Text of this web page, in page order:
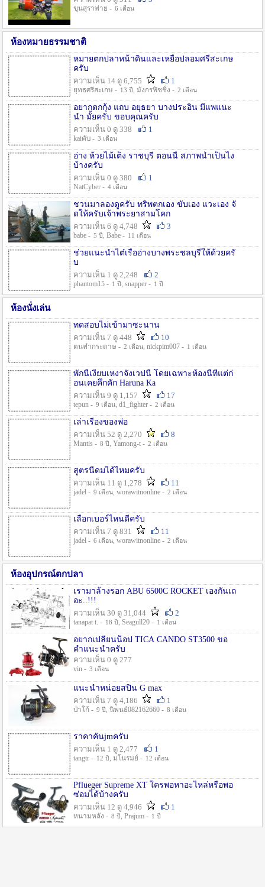
ขุนสุราพ่าย - 6 เดือน
ห้องหมายธรรมชาติ
หมายตกปลาหน้าดินและเหยื่อปลอมศรีสะเกษ
ครับ
ความเห็น 14 ดู 6,755
1
ยุทธศรีสะเกษ - 13 ปี , มังกรฟิชชิ่ง - 2 เดือน
อยากตกกุ้ง แถบ อยุธยา บางประอิน มีแพแนะ
นำ มั้ยครับ ขอบคุณครับ
ความเห็น 0 ดู 338
1
kaiคับ - 3 เดือน
อ่าง ห้วยไม้เต็ง ราชบุรี ตอนนี้ สภาพน้ำเป็นไง
บ้างครับ
ความเห็น 0 ดู 380
1
NatCyber - 4 เดือน
ชวนมาลองดูครับ ทริพตกเอง ขับเอง แวะเอง จั
ดให้ครับเจ้าพระยาสามโคก
ความเห็น 6 ดู 4,748
3
babe - 5 ปี , Babe - 11 เดือน
ช่วยแนะนำไต๋เรืออ่างบางพระชลบุรีให้ด้วยครั
บ
ความเห็น 1 ดู 2,248
2
phantom15 - 1 ปี , snapper - 1 ปี
ห้องนั่งเล่น
ทดสอบไม่เข้ามาซะนาน
ความเห็น 7 ดู 448
10
ตนทำกระดาษ - 2 เดือน, nickpim007 - 1 เดือน
พักนี้เงียบเหงาจังเวปนี้ โดยเฉพาะห้องนี้ที่แต่ก่
อนเคยคึกคัก Haruna Ka
ความเห็น 9 ดู 1,157
17
tepun - 9 เดือน, d1_fighter - 2 เดือน
เล่าเรื่องของพ่อ
ความเห็น 52 ดู 2,270
8
Mantis - 8 ปี , Yamong-t - 2 เดือน
สูตรนี้ดมได้ไหมครับ
ความเห็น 11 ดู 1,278
11
jadel - 9 เดือน, worawitnonline - 2 เดือน
เลือกเบอร์ไหนดีครับ
ความเห็น 7 ดู 831
11
jadel - 6 เดือน, worawitnonline - 2 เดือน
ห้องอุปกรณ์ตกปลา
เรามาล้างรอก ABU 6500C ROCKET เองกันเถ
อะ..!!!
ความเห็น 30 ดู 31,044
2
tanapat t. - 18 ปี , Seagull20 - 1 เดือน
อยากเปลี่ยนน็อป TICA CANDO ST3500 ขอ
คำแนะนำครับ
ความเห็น 0 ดู 277
vin - 3 เดือน
แนะนำหน่อยสปิน G max
ความเห็น 7 ดู 4,186
1
ป๋าโก้ - 9 ปี , นิพนธ์082162660 - 8 เดือน
ราคาคันjmครับ
ความเห็น 1 ดู 2,477
1
tangtr - 12 ปี , มโนรมย์ - 12 เดือน
Pflueger Supreme XT ใครพอหาอะไหล่หรือพอ
ซ่อมได้บ้างครับ
ความเห็น 12 ดู 4,946
1
หนามหลัง - 8 ปี , Prajum - 1 ปี